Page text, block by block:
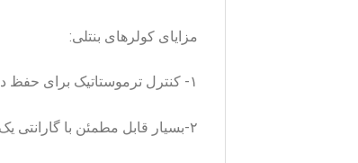
مزایای کولرهای بنتلی:
۱- کنترل ترموستاتیک برای حفظ دمای تابلو برق
۲-بسیار قابل مطمئن با گارانتی یک ساله و خدمات پس از فروش پنج ساله